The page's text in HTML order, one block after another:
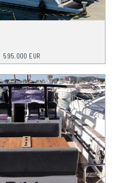
595.000 EUR